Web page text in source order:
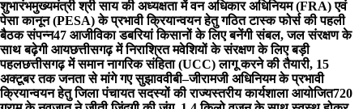
शुभारंभमुख्यमंत्री श्री साय की अध्यक्षता में वन अधिकार अधिनियम (FRA) एवं
पेसा कानून (PESA) के प्रभावी क्रियान्वयन हेतु गठित टास्क फोर्स की पहली
बैठक संपन्न47 आजीविका डबरियां किसानों के लिए बनेंगी संबल, जल संरक्षण के
साथ बढ़ेगी आयछत्तीसगढ़ में निराश्रित मवेशियों के संरक्षण के लिए बड़ी
पहलछत्तीसगढ़ में समान नागरिक संहिता (UCC) लागू करने की तैयारी, 15
अक्टूबर तक जनता से मांगे गए सुझाववीबी–जीरामजी अधिनियम के प्रभावी
क्रियान्वयन हेतु जिला पंचायत सदस्यों की राज्यस्तरीय कार्यशाला आयोजित720